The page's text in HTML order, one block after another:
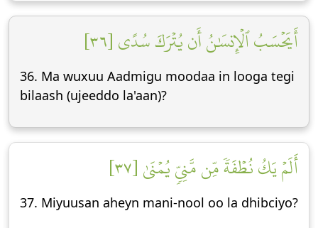
أَيَحۡسَبُ ٱلۡإِنسَٰنُ أَن يُتۡرَكَ سُدًى [٣٦]
36. Ma wuxuu Aadmigu moodaa in looga tegi
bilaash (ujeeddo la'aan)?
أَلَمۡ يَكُ نُطۡفَةٗ مِّن مَّنِيّٖ يُمۡنَىٰ [٣٧]
37. Miyuusan aheyn mani-nool oo la dhibciyo?